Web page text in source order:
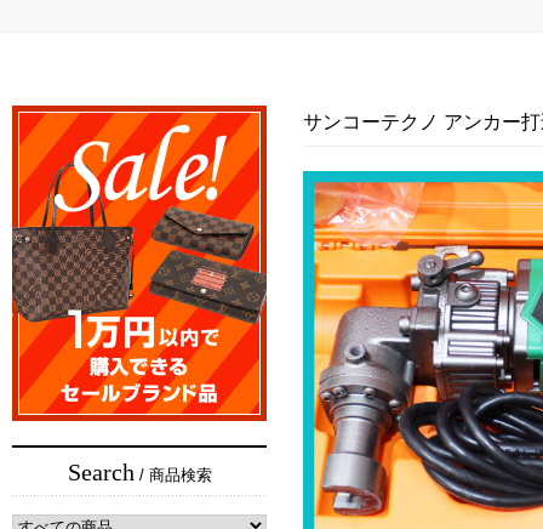
Search/ 商品検索
サンコーテクノ アンカー